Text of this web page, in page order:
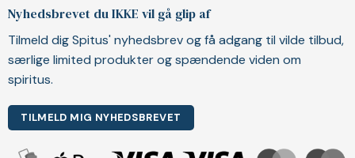
Nyhedsbrevet du IKKE vil gå glip af
Tilmeld dig Spitus' nyhedsbrev og få adgang til vilde tilbud,
særlige limited produkter og spændende viden om
spiritus.
TILMELD MIG NYHEDSBREVET